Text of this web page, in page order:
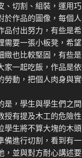
、切割、組裝，運用
於作品的圖像，每個
品付出努力，有些是
需要一張小板凳，希
緻也比較堅固，有些
家一起吃飯，作品是
勞動，把個人肉身與
是，學生與學生們之
授有提及木工的危險
學生將不算大塊的木
備進行切割，看到有
，並與對方耐心講述